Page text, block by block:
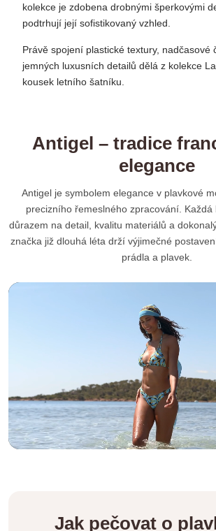
kolekce je zdobena drobnými šperkovými
podtrhují její sofistikovaný vzhled.
Právě spojení plastické textury, nadčasové
jemných luxusních detailů dělá z kolekce
kousek letního šatníku.
Antigel – tradice
elegance
Antigel je symbolem elegance v plavkové
precizního řemeslného zpracování. Každá
důrazem na detail, kvalitu materiálů a
značka již dlouhá léta drží výjimečné
prádla a plavek.
Jak pečovat o